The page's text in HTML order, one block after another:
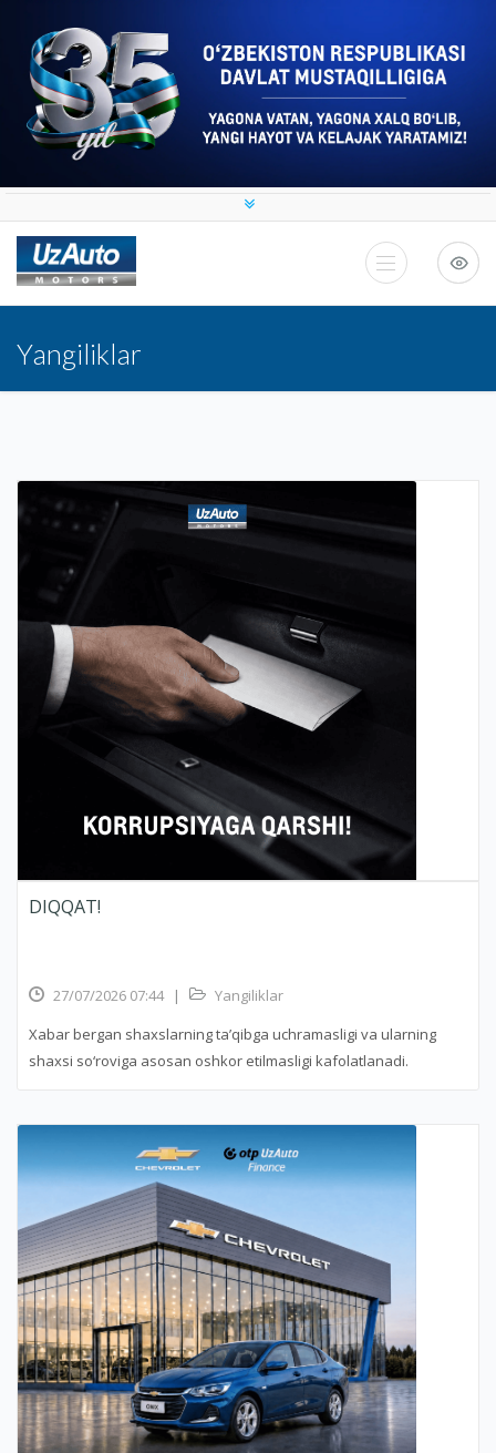
Yangiliklar
DIQQAT!
27/07/2026 07:44 |
Yangiliklar
Xabar bergan shaxslarning ta’qibga uchramasligi va ularning
shaxsi so‘roviga asosan oshkor etilmasligi kafolatlanadi.